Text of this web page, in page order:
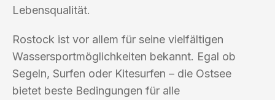
Lebensqualität.
Rostock ist vor allem für seine vielfältigen
Wassersportmöglichkeiten bekannt. Egal ob
Segeln, Surfen oder Kitesurfen – die Ostsee
bietet beste Bedingungen für alle